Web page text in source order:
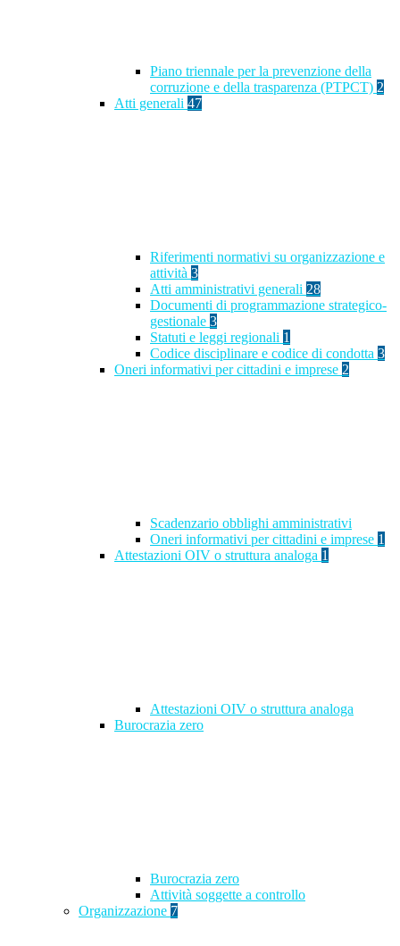
Piano triennale per la prevenzione della
corruzione e della trasparenza (PTPCT) 2
Atti generali 47
Riferimenti normativi su organizzazione e
attività 3
Atti amministrativi generali 28
Documenti di programmazione strategico-
gestionale 3
Statuti e leggi regionali 1
Codice disciplinare e codice di condotta 3
Oneri informativi per cittadini e imprese 2
Scadenzario obblighi amministrativi
Oneri informativi per cittadini e imprese 1
Attestazioni OIV o struttura analoga 1
Attestazioni OIV o struttura analoga
Burocrazia zero
Burocrazia zero
Attività soggette a controllo
Organizzazione 7